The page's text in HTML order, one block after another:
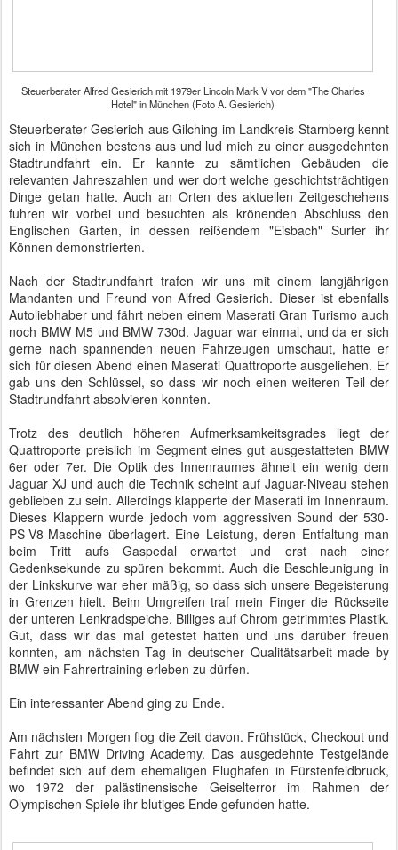
Steuerberater Alfred Gesierich mit 1979er Lincoln Mark V vor dem "The Charles
Hotel" in München (Foto A. Gesierich)
Steuerberater Gesierich aus Gilching im Landkreis Starnberg kennt
sich in München bestens aus und lud mich zu einer ausgedehnten
Stadtrundfahrt ein. Er kannte zu sämtlichen Gebäuden die
relevanten Jahreszahlen und wer dort welche geschichtsträchtigen
Dinge getan hatte. Auch an Orten des aktuellen Zeitgeschehens
fuhren wir vorbei und besuchten als krönenden Abschluss den
Englischen Garten, in dessen reißendem "Eisbach" Surfer ihr
Können demonstrierten.
Nach der Stadtrundfahrt trafen wir uns mit einem langjährigen
Mandanten und Freund von Alfred Gesierich. Dieser ist ebenfalls
Autoliebhaber und fährt neben einem Maserati Gran Turismo auch
noch BMW M5 und BMW 730d. Jaguar war einmal, und da er sich
gerne nach spannenden neuen Fahrzeugen umschaut, hatte er
sich für diesen Abend einen Maserati Quattroporte ausgeliehen. Er
gab uns den Schlüssel, so dass wir noch einen weiteren Teil der
Stadtrundfahrt absolvieren konnten.
Trotz des deutlich höheren Aufmerksamkeitsgrades liegt der
Quattroporte preislich im Segment eines gut ausgestatteten BMW
6er oder 7er. Die Optik des Innenraumes ähnelt ein wenig dem
Jaguar XJ und auch die Technik scheint auf Jaguar-Niveau stehen
geblieben zu sein. Allerdings klapperte der Maserati im Innenraum.
Dieses Klappern wurde jedoch vom aggressiven Sound der 530-
PS-V8-Maschine überlagert. Eine Leistung, deren Entfaltung man
beim Tritt aufs Gaspedal erwartet und erst nach einer
Gedenksekunde zu spüren bekommt. Auch die Beschleunigung in
der Linkskurve war eher mäßig, so dass sich unsere Begeisterung
in Grenzen hielt. Beim Umgreifen traf mein Finger die Rückseite
der unteren Lenkradspeiche. Billiges auf Chrom getrimmtes Plastik.
Gut, dass wir das mal getestet hatten und uns darüber freuen
konnten, am nächsten Tag in deutscher Qualitätsarbeit made by
BMW ein Fahrertraining erleben zu dürfen.
Ein interessanter Abend ging zu Ende.
Am nächsten Morgen flog die Zeit davon. Frühstück, Checkout und
Fahrt zur BMW Driving Academy. Das ausgedehnte Testgelände
befindet sich auf dem ehemaligen Flughafen in Fürstenfeldbruck,
wo 1972 der palästinensische Geiselterror im Rahmen der
Olympischen Spiele ihr blutiges Ende gefunden hatte.